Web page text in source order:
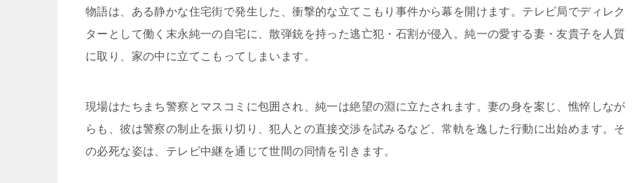
物語は、ある静かな住宅街で発生した、衝撃的な立てこもり事件から幕を開けます。テレビ局でディレク
ターとして働く末永純一の自宅に、散弾銃を持った逃亡犯・石割が侵入。純一の愛する妻・友貴子を人質
に取り、家の中に立てこもってしまいます。
現場はたちまち警察とマスコミに包囲され、純一は絶望の淵に立たされます。妻の身を案じ、憔悴しなが
らも、彼は警察の制止を振り切り、犯人との直接交渉を試みるなど、常軌を逸した行動に出始めます。そ
の必死な姿は、テレビ中継を通じて世間の同情を引きます。